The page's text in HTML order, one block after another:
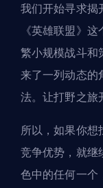
我们开始寻求揭
《英雄联盟》
繁小规模战斗
来了一列动态的
法。让打野之旅
所以，如果你想
竞争优势，就继
色中的任何一个